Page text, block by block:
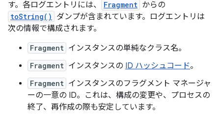
す。各ログエントリには、
Fragment からの
toString()
ダンプが含まれています。ログエントリは
次の情報で構成されます。
Fragment インスタンスの単純なクラス名。
Fragment インスタンスの ID ハッシュコード。
Fragment インスタンスのフラグメント マネージャ
ーの一意の ID。これは、構成の変更や、プロセスの
終了、再作成の際も安定しています。